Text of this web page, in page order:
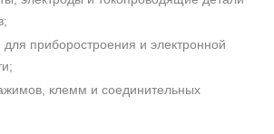
приборостроения и электронной
клемм и соединительных